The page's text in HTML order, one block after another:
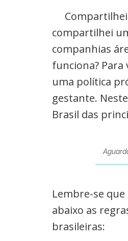
compartilhei
companhias
funciona?
uma política
gestante.
Brasil das
Lembre-se
abaixo as
brasileiras: